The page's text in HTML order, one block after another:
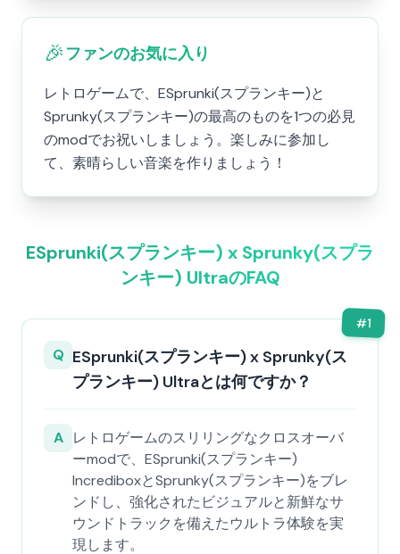
🎉 ファンのお気に入り
レトロゲームで、ESprunki(スプランキー)と
Sprunky(スプランキー)の最高のものを1つの必見
のmodでお祝いしましょう。楽しみに参加し
て、素晴らしい音楽を作りましょう！
ESprunki(スプランキー) x Sprunky(スプラ
ンキー) UltraのFAQ
#1
Q ESprunki(スプランキー) x Sprunky(ス
プランキー) Ultraとは何ですか？
A レトロゲームのスリリングなクロスオーバ
ーmodで、ESprunki(スプランキー)
IncrediboxとSprunky(スプランキー)をブレ
ンドし、強化されたビジュアルと新鮮なサ
ウンドトラックを備えたウルトラ体験を実
現します。